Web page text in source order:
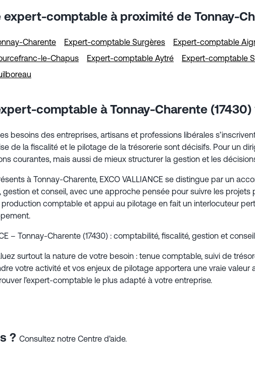
expert-comptable à proximité de Tonnay-
Charente Expert-comptable Surgères Expert-comptable
le-Chapus
Expert-comptable Aytré Expert-comptable
comptable à Tonnay-Charente (17430)
besoins des entreprises, artisans et professions libérales
de la fiscalité et le pilotage de la trésorerie sont décisifs. Pour un
courantes, mais aussi de mieux structurer la gestion et les
à Tonnay-Charente, EXCO VALLIANCE se distingue par un
gestion et conseil, avec une approche pensée pour suivre les
comptable et appui au pilotage en fait un interlocuteur
– Tonnay-Charente (17430) : comptabilité, fiscalité, gestion et
surtout la nature de votre besoin : tenue comptable, suivi de
votre activité et vos enjeux de pilotage apportera une vraie
l’expert-comptable le plus adapté à votre entreprise.
? Consultez notre Centre d'aide.